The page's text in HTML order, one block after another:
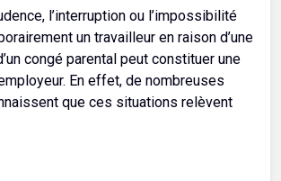
l’interruption ou l’impossibilité
un travailleur en raison d’une
congé parental peut constituer une
En effet, de nombreuses
que ces situations relèvent